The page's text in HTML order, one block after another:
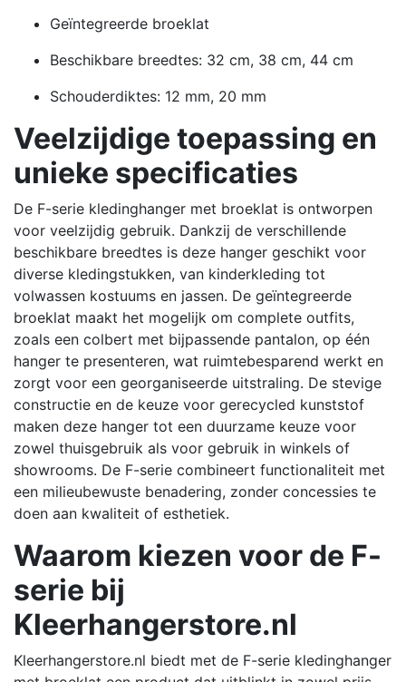
Geïntegreerde broeklat
Beschikbare breedtes: 32 cm, 38 cm, 44 cm
Schouderdiktes: 12 mm, 20 mm
Veelzijdige toepassing en
unieke specificaties
De F-serie kledinghanger met broeklat is ontworpen
voor veelzijdig gebruik. Dankzij de verschillende
beschikbare breedtes is deze hanger geschikt voor
diverse kledingstukken, van kinderkleding tot
volwassen kostuums en jassen. De geïntegreerde
broeklat maakt het mogelijk om complete outfits,
zoals een colbert met bijpassende pantalon, op één
hanger te presenteren, wat ruimtebesparend werkt en
zorgt voor een georganiseerde uitstraling. De stevige
constructie en de keuze voor gerecycled kunststof
maken deze hanger tot een duurzame keuze voor
zowel thuisgebruik als voor gebruik in winkels of
showrooms. De F-serie combineert functionaliteit met
een milieubewuste benadering, zonder concessies te
doen aan kwaliteit of esthetiek.
Waarom kiezen voor de F-
serie bij
Kleerhangerstore.nl
Kleerhangerstore.nl biedt met de F-serie kledinghanger